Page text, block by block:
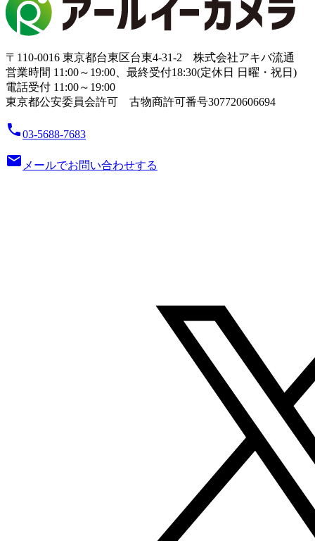
〒110-0016 東京都台東区台東4-31-2 株式会社アキバ流通
営業時間 11:00～19:00、最終受付18:30(定休日 日曜・祝日)
電話受付 11:00～19:00
東京都公安委員会許可 古物商許可番号307720606694
local_phone03-5688-7683
email メールでお問い合わせする